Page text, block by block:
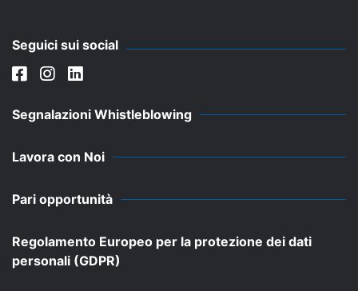
Seguici sui social
Segnalazioni Whistleblowing
Lavora con Noi
Pari opportunità
Regolamento Europeo per la protezione dei dati
personali (GDPR)